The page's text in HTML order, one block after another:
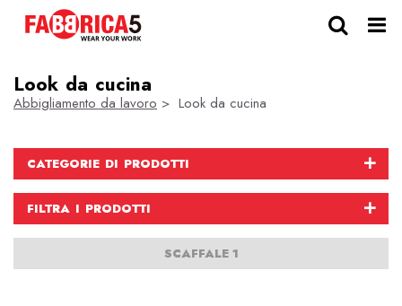
Look da cucina
Abbigliamento da lavoro > Look da cucina
CATEGORIE DI PRODOTTI
FILTRA I PRODOTTI
SCAFFALE 1